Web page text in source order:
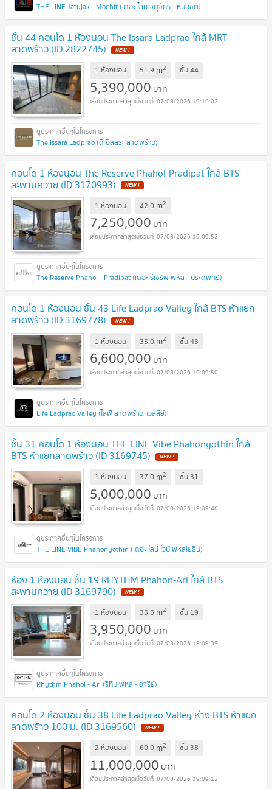
THE LINE Jatujak - Mochit (เดอะ ไลน์ จตุจักร - หมอชิต)
ชั้น 44 คอนโด 1 ห้องนอน The Issara Ladprao ใกล้ MRT
ลาดพร้าว (ID 2822745)
1 ห้องนอน 51.9 m2 ชั้น44
5,390,000 บาท
07/08/2026 19:10:02
The Issara Ladprao (ดิ อิสสระ ลาดพร้าว)
คอนโด 1 ห้องนอน The Reserve Phahol-Pradipat ใกล้ BTS
สะพานควาย (ID 3170993)
1 ห้องนอน 42.0 m2
7,250,000 บาท
07/08/2026 19:09:52
The Reserve Phahol - Pradipat (เดอะ รีเซิร์ฟ พหล - ประดิพัทธ์)
คอนโด 1 ห้องนอน ชั้น 43 Life Ladprao Valley ใกล้ BTS ห้าแยก
ลาดพร้าว (ID 3169778)
1 ห้องนอน 35.0 m2 ชั้น43
6,600,000 บาท
07/08/2026 19:09:50
Life Ladprao Valley (ไลฟ์ ลาดพร้าว แวลลีย์)
ชั้น 31 คอนโด 1 ห้องนอน THE LINE Vibe Phahonyothin ใกล้
BTS ห้าแยกลาดพร้าว (ID 3169745)
1 ห้องนอน 37.0 m2 ชั้น 31
5,000,000 บาท
07/08/2026 19:09:48
THE LINE VIBE Phahonyothin (เดอะ ไลน์ ไวบ์ พหลโยธิน)
ห้อง 1 ห้องนอน ชั้น 19 RHYTHM Phahon-Ari ใกล้ BTS
สะพานควาย (ID 3169790)
1 ห้องนอน 35.6 m2 ชั้น 19
3,950,000 บาท
07/08/2026 19:09:39
Rhythm Phahol - Ari (ริทึ่ม พหล - อารีย์)
คอนโด 2 ห้องนอน ชั้น 38 Life Ladprao Valley ห่าง BTS ห้าแยก
ลาดพร้าว 100 ม. (ID 3169560)
2 ห้องนอน 60.0 m2 ชั้น 38
11,000,000 บาท
07/08/2026 19:09:12